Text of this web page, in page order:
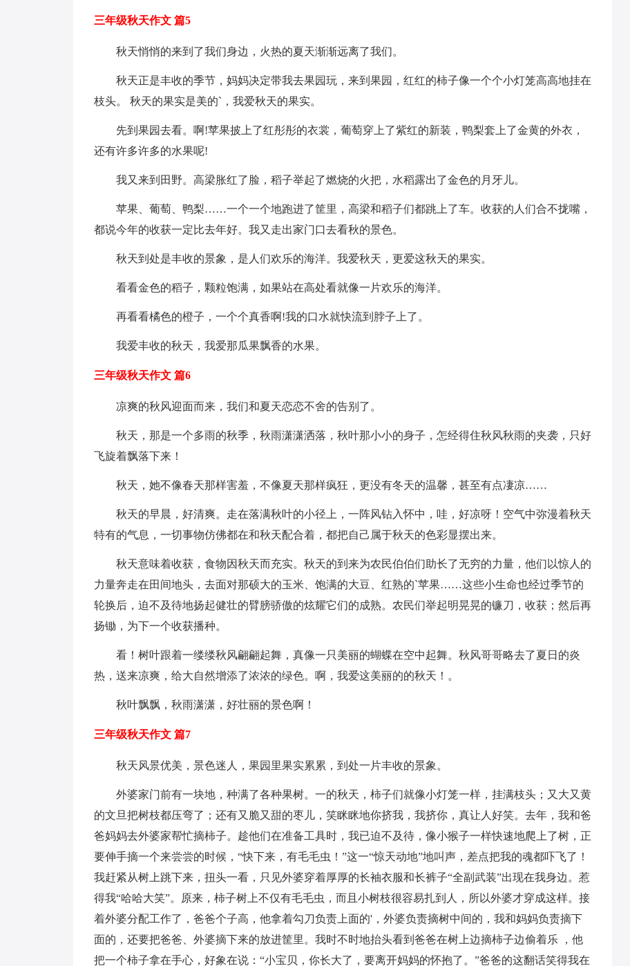
三年级秋天作文 篇5
秋天悄悄的来到了我们身边，火热的夏天渐渐远离了我们。
秋天正是丰收的季节，妈妈决定带我去果园玩，来到果园，红红的柿子像一个个小灯笼高高地挂在
枝头。 秋天的果实是美的`，我爱秋天的果实。
先到果园去看。啊!苹果披上了红彤彤的衣裳，葡萄穿上了紫红的新装，鸭梨套上了金黄的外衣，
还有许多许多的水果呢!
我又来到田野。高梁胀红了脸，稻子举起了燃烧的火把，水稻露出了金色的月牙儿。
苹果、葡萄、鸭梨……一个一个地跑进了筐里，高梁和稻子们都跳上了车。收获的人们合不拢嘴，
都说今年的收获一定比去年好。我又走出家门口去看秋的景色。
秋天到处是丰收的景象，是人们欢乐的海洋。我爱秋天，更爱这秋天的果实。
看看金色的稻子，颗粒饱满，如果站在高处看就像一片欢乐的海洋。
再看看橘色的橙子，一个个真香啊!我的口水就快流到脖子上了。
我爱丰收的秋天，我爱那瓜果飘香的水果。
三年级秋天作文 篇6
凉爽的秋风迎面而来，我们和夏天恋恋不舍的告别了。
秋天，那是一个多雨的秋季，秋雨潇潇洒落，秋叶那小小的身子，怎经得住秋风秋雨的夹袭，只好
飞旋着飘落下来！
秋天，她不像春天那样害羞，不像夏天那样疯狂，更没有冬天的温馨，甚至有点凄凉……
秋天的早晨，好清爽。走在落满秋叶的小径上，一阵风钻入怀中，哇，好凉呀！空气中弥漫着秋天
特有的气息，一切事物仿佛都在和秋天配合着，都把自己属于秋天的色彩显摆出来。
秋天意味着收获，食物因秋天而充实。秋天的到来为农民伯伯们助长了无穷的力量，他们以惊人的
力量奔走在田间地头，去面对那硕大的玉米、饱满的大豆、红熟的`苹果……这些小生命也经过季节的
轮换后，迫不及待地扬起健壮的臂膀骄傲的炫耀它们的成熟。农民们举起明晃晃的镰刀，收获；然后再
扬锄，为下一个收获播种。
看！树叶跟着一缕缕秋风翩翩起舞，真像一只美丽的蝴蝶在空中起舞。秋风哥哥略去了夏日的炎
热，送来凉爽，给大自然增添了浓浓的绿色。啊，我爱这美丽的的秋天！。
秋叶飘飘，秋雨潇潇，好壮丽的景色啊！
三年级秋天作文 篇7
秋天风景优美，景色迷人，果园里果实累累，到处一片丰收的景象。
外婆家门前有一块地，种满了各种果树。一的秋天，柿子们就像小灯笼一样，挂满枝头；又大又黄
的文旦把树枝都压弯了；还有又脆又甜的枣儿，笑眯眯地你挤我，我挤你，真让人好笑。去年，我和爸
爸妈妈去外婆家帮忙摘柿子。趁他们在准备工具时，我已迫不及待，像小猴子一样快速地爬上了树，正
要伸手摘一个来尝尝的时候，“快下来，有毛毛虫！”这一“惊天动地”地叫声，差点把我的魂都吓飞了！
我赶紧从树上跳下来，扭头一看，只见外婆穿着厚厚的长袖衣服和长裤子“全副武装”出现在我身边。惹
得我“哈哈大笑”。原来，柿子树上不仅有毛毛虫，而且小树枝很容易扎到人，所以外婆才穿成这样。接
着外婆分配工作了，爸爸个子高，他拿着勾刀负责上面的'，外婆负责摘树中间的，我和妈妈负责摘下
面的，还要把爸爸、外婆摘下来的放进筐里。我时不时地抬头看到爸爸在树上边摘柿子边偷着乐 ，他
把一个柿子拿在手心，好象在说：“小宝贝，你长大了，要离开妈妈的怀抱了。”爸爸的这翻话笑得我在